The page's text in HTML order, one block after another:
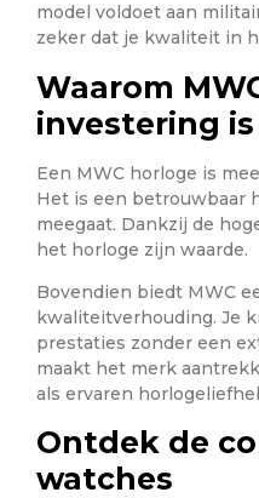
model voldoet aan
zeker dat je kwaliteit in
Waarom
investering is
Een MWC horloge is
Het is een betrouwbaar
meegaat. Dankzij de
het horloge zijn waarde.
Bovendien biedt MWC
kwaliteitverhouding. Je
prestaties zonder een
maakt het merk
als ervaren
Ontdek de
watches